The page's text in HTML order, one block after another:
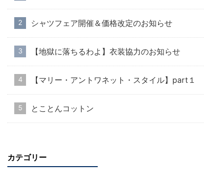
シャツフェア開催＆価格改定のお知らせ
【地獄に落ちるわよ】衣装協力のお知らせ
【マリー・アントワネット・スタイル】part１
とことんコットン
カテゴリー